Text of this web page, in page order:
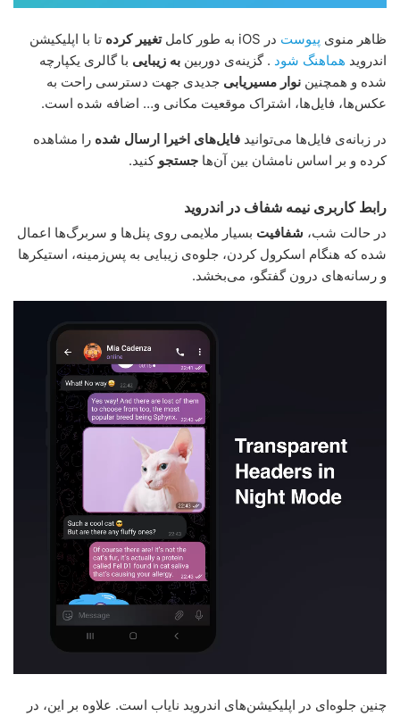
ظاهر منوی پیوست در iOS به طور کامل تغییر کرده تا با اپلیکیشن
اندروید هماهنگ شود . گزینه‌ی دوربین به زیبایی با گالری یکپارچه
شده و همچنین نوار مسیریابی جدیدی جهت دسترسی راحت به
عکس‌ها، فایل‌ها، اشتراک موقعیت مکانی و… اضافه شده است.
در زبانه‌ی فایل‌ها می‌توانید فایل‌های اخیرا ارسال شده را مشاهده
کرده و بر اساس نامشان بین آن‌ها جستجو کنید.
رابط کاربری نیمه شفاف در اندروید
در حالت شب، شفافیت بسیار ملایمی روی پنل‌ها و سربرگ‌ها اعمال
شده که هنگام اسکرول کردن، جلوه‌ی زیبایی به پس‌زمینه، استیکرها
و رسانه‌های درون گفتگو، می‌بخشد.
چنین جلوه‌ای در اپلیکیشن‌های اندروید نایاب است. علاوه بر این، در